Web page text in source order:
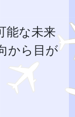
能な未来
から目が